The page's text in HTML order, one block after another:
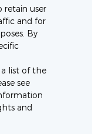
广泛的监管知
发能力、多元
物、病毒、蛋
为合作伙伴提
服务，在全球
众健康保驾护
retain user
and for
By
a list of the
see
and